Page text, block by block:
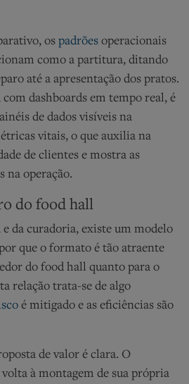
os padrões operacionais
como a partitura, ditando
até a apresentação dos pratos.
dashboards em tempo real, é
de dados visíveis na
vitais, o que auxilia na
de clientes e mostra as
na operação.
do food hall
da curadoria, existe um modelo
que o formato é tão atraente
do food hall quanto para o
relação trata-se de algo
é mitigado e as eficiências são
de valor é clara. O
volta à montagem de sua própria